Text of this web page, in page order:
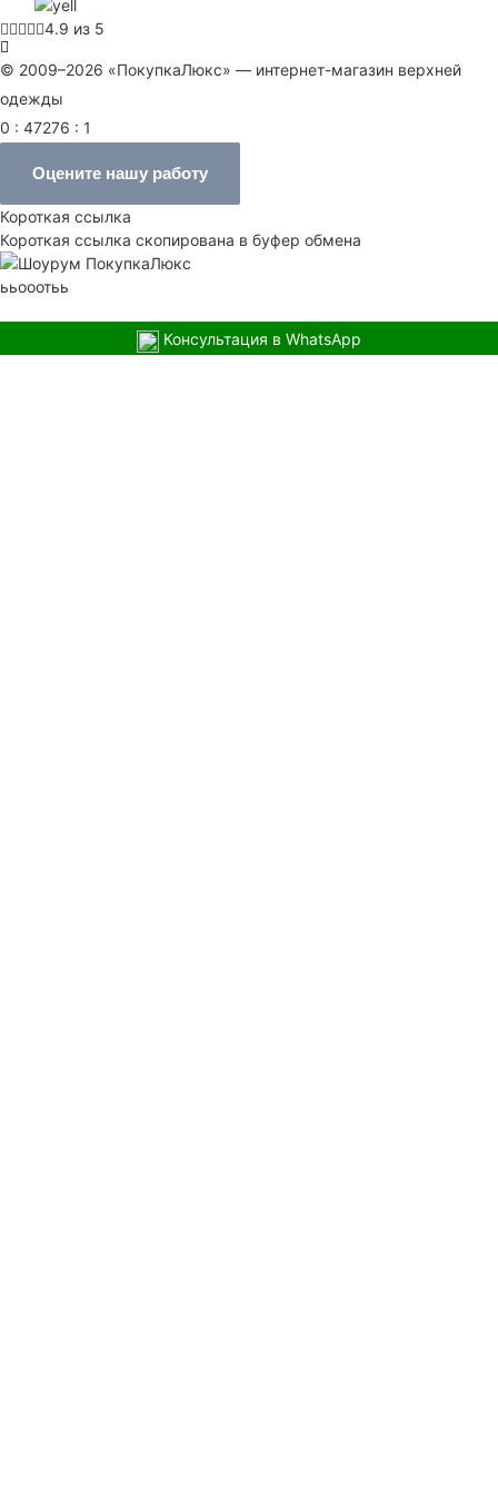
4.9 из 5
© 2009–2026 «ПокупкаЛюкс» — интернет-магазин верхней
одежды
0 : 47276 : 1
Оцените нашу работу
Короткая ссылка
Короткая ссылка скопирована в буфер обмена
ььооотьь
Консультация в WhatsApp